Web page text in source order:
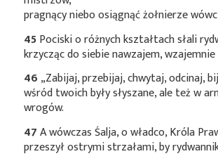
pragnący niebo osiągnąć żołnierze
45Pociski o różnych kształtach słali
krzycząc do siebie nawzajem,
46 „Zabijaj, przebijaj, chwytaj, odcinaj,
wśród twoich były słyszane, ale też w
wrogów.
47A wówczas Śalja, o władco, Króla
przeszył ostrymi strzałami, by